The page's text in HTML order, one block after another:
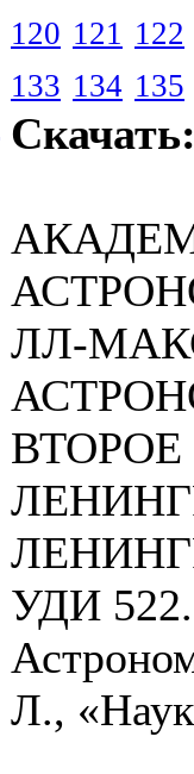
120 121 122
133 134 135
ЛЛ-
УДИ
Л.,